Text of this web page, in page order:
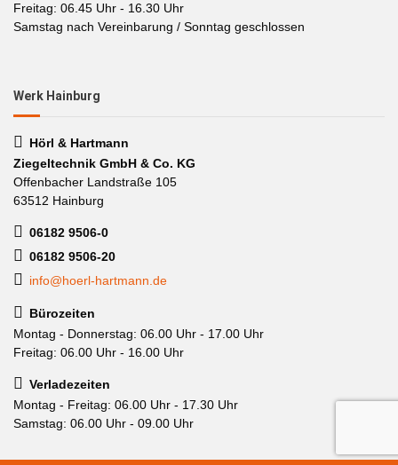
Freitag: 06.45 Uhr - 16.30 Uhr
Samstag nach Vereinbarung / Sonntag geschlossen
Werk Hainburg
Hörl & Hartmann
Ziegeltechnik GmbH & Co. KG
Offenbacher Landstraße 105
63512 Hainburg
06182 9506-0
06182 9506-20
info@hoerl-hartmann.de
Bürozeiten
Montag - Donnerstag: 06.00 Uhr - 17.00 Uhr
Freitag: 06.00 Uhr - 16.00 Uhr
Verladezeiten
Montag - Freitag: 06.00 Uhr - 17.30 Uhr
Samstag: 06.00 Uhr - 09.00 Uhr